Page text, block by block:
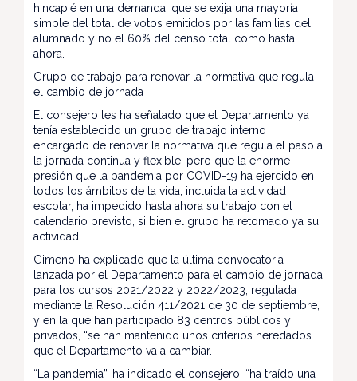
hincapié en una demanda: que se exija una mayoría
simple del total de votos emitidos por las familias del
alumnado y no el 60% del censo total como hasta
ahora.
Grupo de trabajo para renovar la normativa que regula
el cambio de jornada
El consejero les ha señalado que el Departamento ya
tenía establecido un grupo de trabajo interno
encargado de renovar la normativa que regula el paso a
la jornada continua y flexible, pero que la enorme
presión que la pandemia por COVID-19 ha ejercido en
todos los ámbitos de la vida, incluida la actividad
escolar, ha impedido hasta ahora su trabajo con el
calendario previsto, si bien el grupo ha retomado ya su
actividad.
Gimeno ha explicado que la última convocatoria
lanzada por el Departamento para el cambio de jornada
para los cursos 2021/2022 y 2022/2023, regulada
mediante la Resolución 411/2021 de 30 de septiembre,
y en la que han participado 83 centros públicos y
privados, “se han mantenido unos criterios heredados
que el Departamento va a cambiar.
“La pandemia”, ha indicado el consejero, “ha traído una